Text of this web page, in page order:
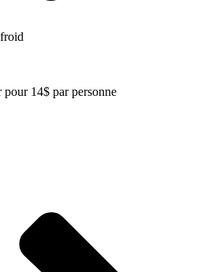
14$ par personne